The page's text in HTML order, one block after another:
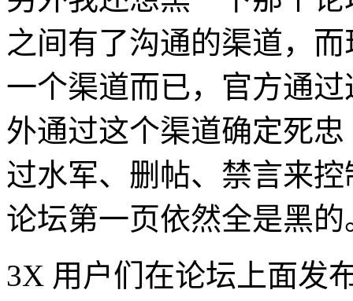
之间有了沟通的渠道，
一个渠道而已，官方通
外通过这个渠道确定死
过水军、删帖、禁言来
论坛第一页依然全是黑的
3X 用户们在论坛上面发